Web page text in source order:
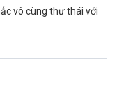
vô cùng thư thái với